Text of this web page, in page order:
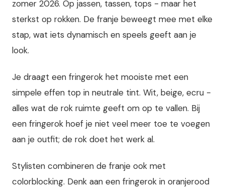
zomer 2026. Op jassen, tassen, tops - maar het
sterkst op rokken. De franje beweegt mee met elke
stap, wat iets dynamisch en speels geeft aan je
look.
Je draagt een fringerok het mooiste met een
simpele effen top in neutrale tint. Wit, beige, ecru -
alles wat de rok ruimte geeft om op te vallen. Bij
een fringerok hoef je niet veel meer toe te voegen
aan je outfit; de rok doet het werk al.
Stylisten combineren de franje ook met
colorblocking. Denk aan een fringerok in oranjerood